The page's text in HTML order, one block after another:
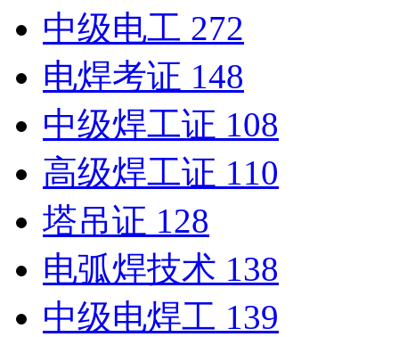
中级电工 272
电焊考证 148
中级焊工证 108
高级焊工证 110
塔吊证 128
电弧焊技术 138
中级电焊工 139